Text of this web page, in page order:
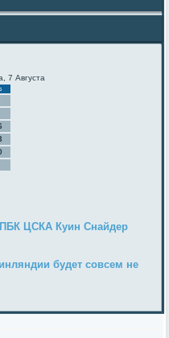
7 Августа
ЦСКА Куин Снайдер
будет совсем не